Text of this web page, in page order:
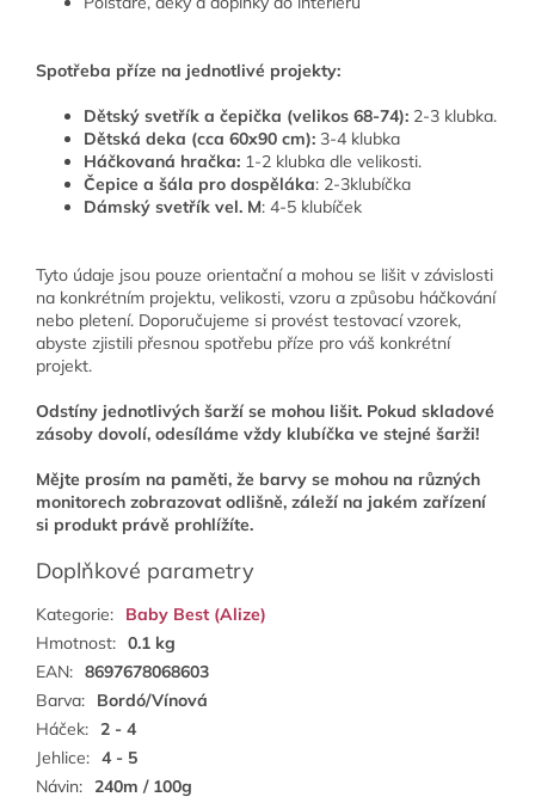
Spotřeba příze na jednotlivé projekty:
Dětský svetřík a čepička (velikos 68-74): 2-3 klubka.
Dětská deka (cca 60x90 cm): 3-4 klubka
Háčkovaná hračka: 1-2 klubka dle velikosti.
Čepice a šála pro dospěláka: 2-3klubíčka
Dámský svetřík vel. M: 4-5 klubíček
Tyto údaje jsou pouze orientační a mohou se lišit v závislosti
na konkrétním projektu, velikosti, vzoru a způsobu háčkování
nebo pletení. Doporučujeme si provést testovací vzorek,
abyste zjistili přesnou spotřebu příze pro váš konkrétní
projekt.
Odstíny jednotlivých šarží se mohou lišit. Pokud skladové
zásoby dovolí, odesíláme vždy klubíčka ve stejné šarži!
Mějte prosím na paměti, že barvy se mohou na různých
monitorech zobrazovat odlišně, záleží na jakém zařízení
si produkt právě prohlížíte.
Doplňkové parametry
Kategorie:
Baby Best (Alize)
Hmotnost: 0.1 kg
EAN: 8697678068603
Barva:
Bordó/Vínová
Háček: 2 - 4
Jehlice: 4 - 5
Návin: 240m / 100g